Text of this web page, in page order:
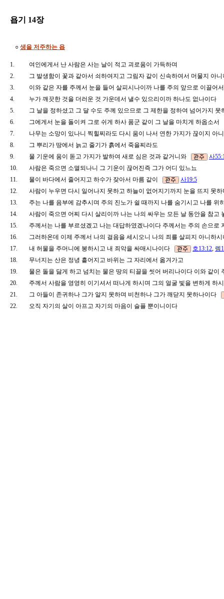
욥기 14장
○ 생을 저주하는 욥
1.
여인에게서 난 사람은 사는 날이 적고 괴로움이 가득하며
2.
그 발생함이 꽃과 같아서 쇠하여지고 그림자 같이 신속하여서 머물지 아
3.
이와 같은 자를 주께서 눈을 들어 살피시나이까 나를 주의 앞으로 이끌
4.
누가 깨끗한 것을 더러운 것 가운데서 낼수 있으리이까 하나도 없나이다
5.
그 날을 정하셨고 그 달 수도 주께 있으므로 그 제한을 정하여 넘어가지
6.
그에게서 눈을 돌이켜 그로 쉬게 하사 품군 같이 그 날을 마치게 하옵소서
7.
나무는 소망이 있나니 찍힐찌라도 다시 움이 나서 연한 가지가 끊이지 아
8.
그 뿌리가 땅에서 늙고 줄기가 흙에서 죽을찌라도
9.
물 기운에 움이 돋고 가지가 발하여 새로 심은 것과 같거니와
사
10.
사람은 죽으면 소멸되나니 그 기운이 끊어진즉 그가 어디 있느뇨
11.
물이 바다에서 줄어지고 하수가 잦아서 마름 같이
사19:5
12.
사람이 누우면 다시 일어나지 못하고 하늘이 없어지기까지 눈을 뜨지 못
13.
주는 나를 음부에 감추시며 주의 진노가 쉴 때까지 나를 숨기시고 나를
14.
사람이 죽으면 어찌 다시 살리이까 나는 나의 싸우는 모든 날 동안을 참
15.
주께서는 나를 부르셨겠고 나는 대답하였겠나이다 주께서는 주의 손으
16.
그러하온데 이제 주께서 나의 걸음을 세시오니 나의 죄를 살피지 아니하
17.
내 허물을 주머니에 봉하시고 내 죄악을 싸매시나이다 호13:12, 렘
18.
무너지는 산은 정녕 흩어지고 바위는 그 자리에서 옮겨가고
19.
물은 돌을 닳게 하고 넘치는 물은 땅의 티끌을 씻어 버리나이다 이와 같
20.
주께서 사람을 영영히 이기셔서 떠나게 하시며 그의 얼굴 빛을 변하게
21.
그 아들이 존귀하나 그가 알지 못하며 비천하나 그가 깨닫지 못하나이다
22.
오직 자기의 살이 아프고 자기의 마음이 슬플 뿐이니이다